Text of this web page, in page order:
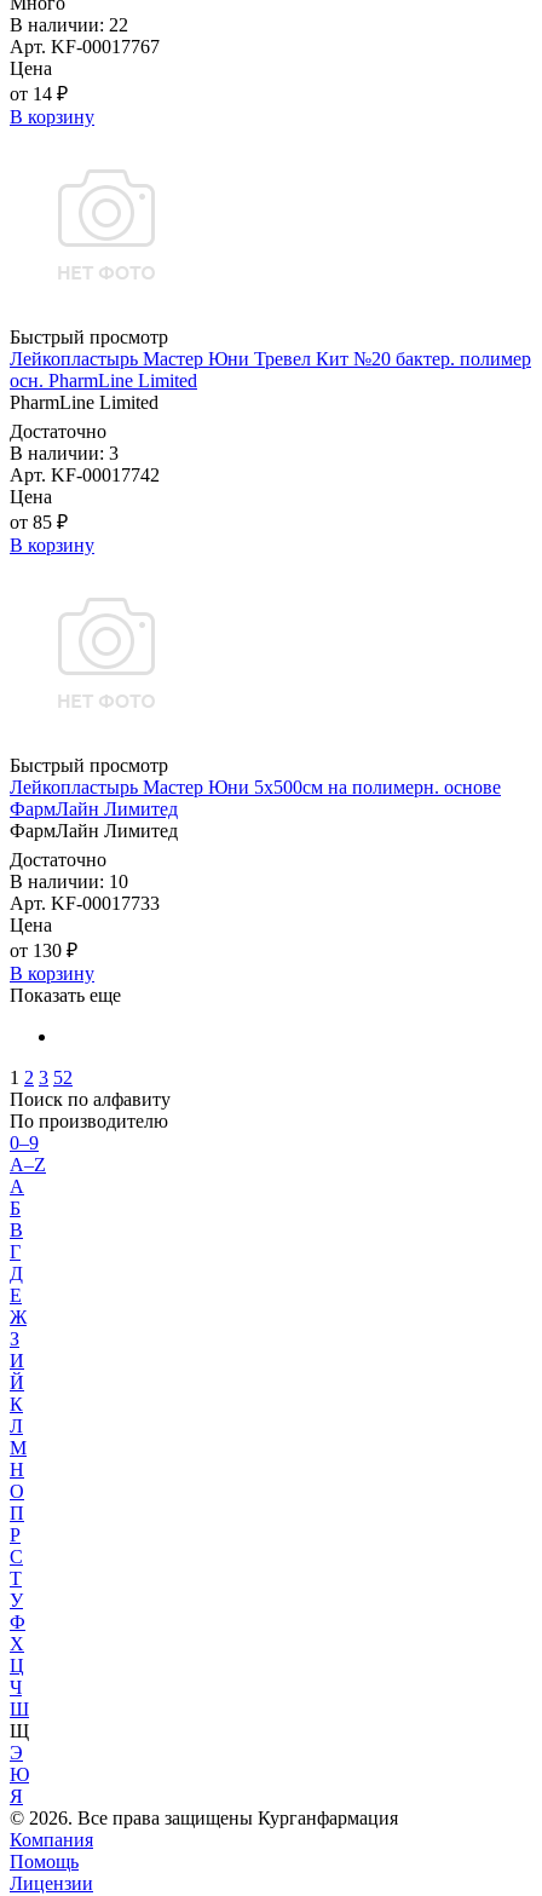
В наличии: 22
Арт. KF-00017767
Цена
от 14 ₽
В корзину
Быстрый просмотр
Лейкопластырь Мастер Юни Тревел Кит №20 бактер. полимер
осн. PharmLine Limited
PharmLine Limited
Достаточно
В наличии: 3
Арт. KF-00017742
Цена
от 85 ₽
В корзину
Быстрый просмотр
Лейкопластырь Мастер Юни 5х500см на полимерн. основе
ФармЛайн Лимитед
ФармЛайн Лимитед
Достаточно
В наличии: 10
Арт. KF-00017733
Цена
от 130 ₽
В корзину
Показать еще
1 2 3 52
Поиск по алфавиту
По производителю
0–9
A–Z
А
Б
В
Г
Д
Е
Ж
З
И
Й
К
Л
М
Н
О
П
Р
С
Т
У
Ф
Х
Ц
Ч
Ш
Щ
Э
Ю
Я
© 2026. Все права защищены Курганфармация
Компания
Помощь
Лицензии